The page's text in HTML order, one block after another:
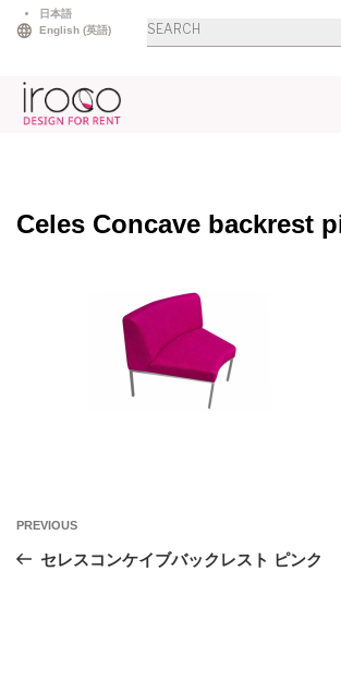
日本語
English (英語)
商
品
Celes Concave backrest
投
稿
Previous
PREVIOUS
セレスコンケイブバックレスト ピンク